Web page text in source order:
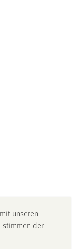
unseren
stimmen der